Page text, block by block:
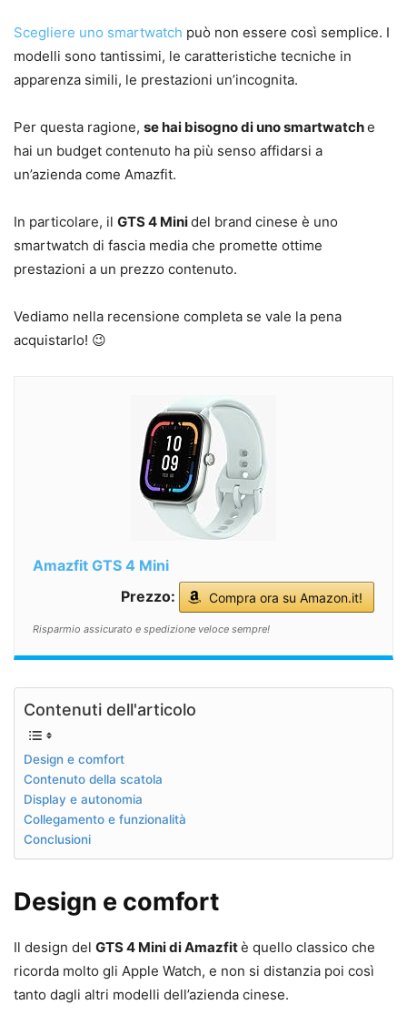
Scegliere uno smartwatch può non essere così semplice. I
modelli sono tantissimi, le caratteristiche tecniche in
apparenza simili, le prestazioni un’incognita.
Per questa ragione, se hai bisogno di uno smartwatche
hai un budget contenuto ha più senso affidarsi a
un’azienda come Amazfit.
In particolare, il GTS 4 Minidel brand cinese è uno
smartwatch di fascia media che promette ottime
prestazioni a un prezzo contenuto.
Vediamo nella recensione completa se vale la pena
acquistarlo! 😉
Amazfit GTS 4 Mini
Prezzo:
Compra ora su Amazon.it!
Risparmio assicurato e spedizione veloce sempre!
Contenuti dell'articolo
Design e comfort
Contenuto della scatola
Display e autonomia
Collegamento e funzionalità
Conclusioni
Design e comfort
Il design del GTS 4 Mini di Amazfitè quello classico che
ricorda molto gli Apple Watch, e non si distanzia poi così
tanto dagli altri modelli dell’azienda cinese.